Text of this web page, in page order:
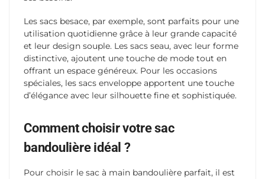
Les sacs besace, par exemple, sont parfaits pour une
utilisation quotidienne grâce à leur grande capacité
et leur design souple. Les sacs seau, avec leur forme
distinctive, ajoutent une touche de mode tout en
offrant un espace généreux. Pour les occasions
spéciales, les sacs enveloppe apportent une touche
d’élégance avec leur silhouette fine et sophistiquée.
Comment choisir votre sac
bandoulière idéal ?
Pour choisir le sac à main bandoulière parfait, il est